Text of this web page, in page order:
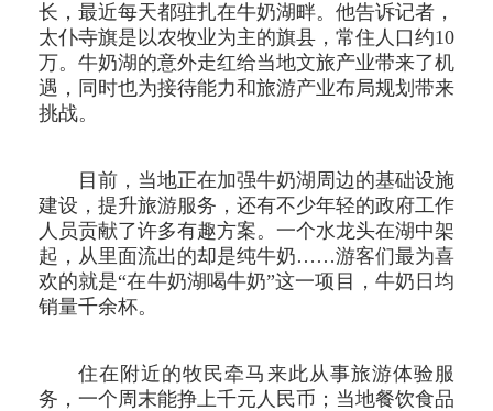
长，最近每天都驻扎在牛奶湖畔。他告诉记者，
太仆寺旗是以农牧业为主的旗县，常住人口约10
万。牛奶湖的意外走红给当地文旅产业带来了机
遇，同时也为接待能力和旅游产业布局规划带来
挑战。
目前，当地正在加强牛奶湖周边的基础设施
建设，提升旅游服务，还有不少年轻的政府工作
人员贡献了许多有趣方案。一个水龙头在湖中架
起，从里面流出的却是纯牛奶……游客们最为喜
欢的就是“在牛奶湖喝牛奶”这一项目，牛奶日均
销量千余杯。
住在附近的牧民牵马来此从事旅游体验服
务，一个周末能挣上千元人民币；当地餐饮食品